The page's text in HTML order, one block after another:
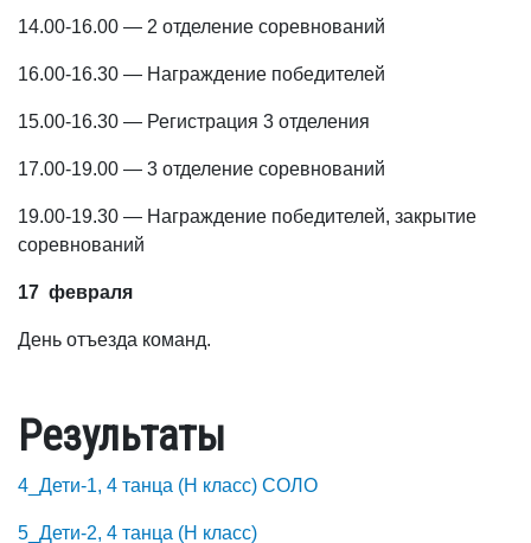
14.00-16.00 — 2 отделение соревнований
16.00-16.30 — Награждение победителей
15.00-16.30 — Регистрация 3 отделения
17.00-19.00 — 3 отделение соревнований
19.00-19.30 — Награждение победителей, закрытие
соревнований
17 февраля
День отъезда команд.
Результаты
4_Дети-1, 4 танца (H класс) СОЛО
5_Дети-2, 4 танца (H класс)